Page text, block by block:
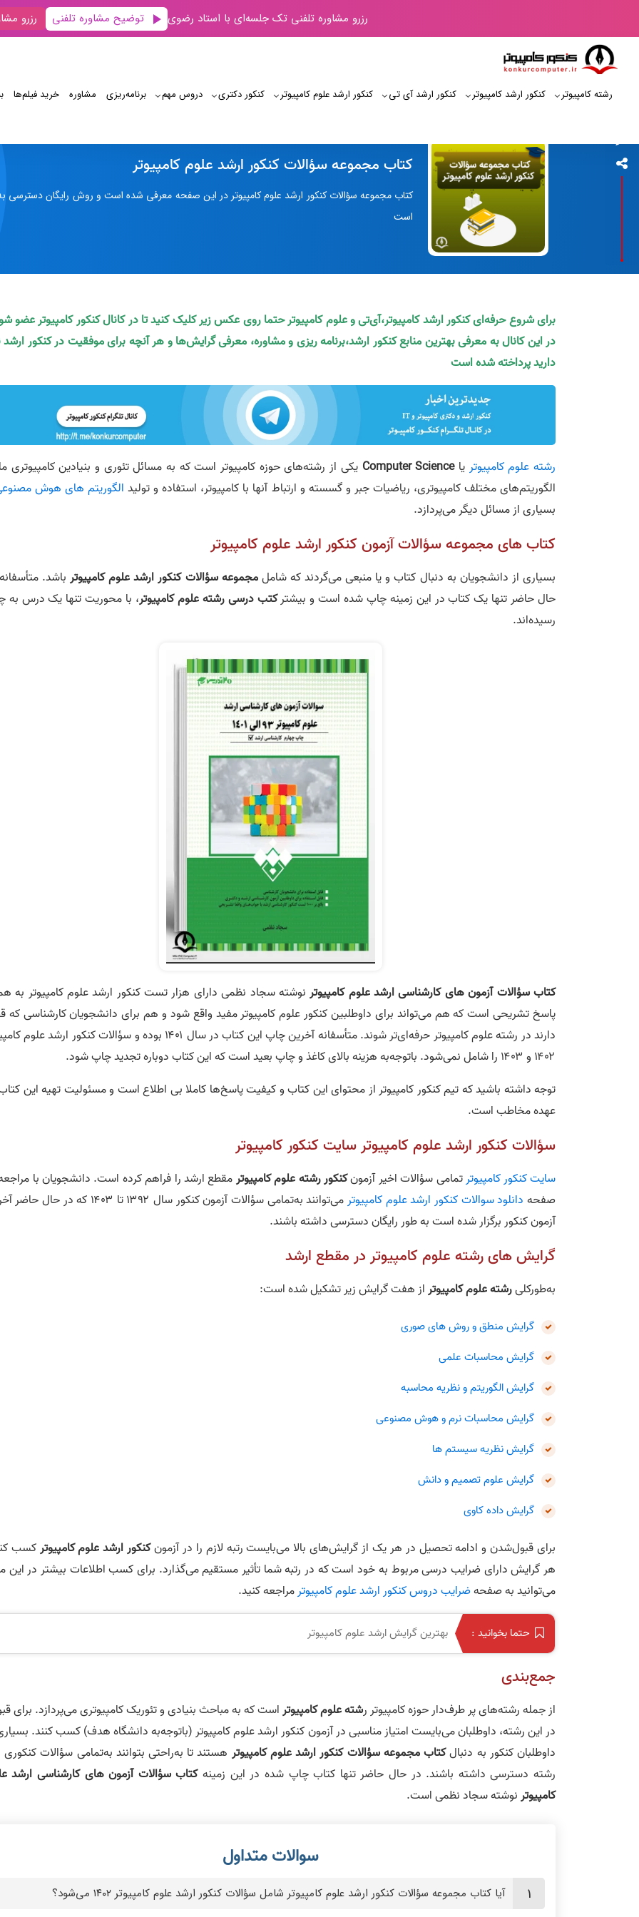
رزرو مشاوره تلفنی تک جلسه‌ای با استاد رضوی توضیح مشاوره تلفنی رزرو
رشته کامپیوتر کنکور ارشد کامپیوتر کنکور ارشد آی‌ تی کنکور ارشد علوم کامپیوتر کنکور دکتری دروس مهم برنامه‌‌ریزی مشاوره خرید فیلم‌ها
کتاب مجموعه سؤالات کنکور ارشد علوم کامپیوتر
کتاب مجموعه سؤالات کنکور ارشد علوم کامپیوتر در این صفحه معرفی شده است و روش رایگان دسترسی به
است
برای شروع حرفه‌ای کنکور ارشد کامپیوتر،آی‌تی و علوم کامپیوتر حتما روی عکس زیر کلیک کنید تا در کانال کنکور کامپیوتر عضو
در این کانال به معرفی بهترین منابع کنکور ارشد،برنامه ریزی و مشاوره، معرفی گرایش‌ها و هر آنچه برای موفقیت در کنکور ارشد
دارید پرداخته شده است
رشته علوم کامپیوتر یاComputer Science یکی از رشته‌های حوزه کامپیوتر است که به مسائل تئوری و بنیادین کامپیوتری
الگوریتم‌های مختلف کامپیوتری، ریاضیات جبر و گسسته و ارتباط آنها با کامپیوتر، استفاده و تولید الگوریتم های هوش
بسیاری از مسائل دیگر می‌پردازد.
کتاب‌ های مجموعه سؤالات آزمون کنکور ارشد علوم کامپیوتر
بسیاری از دانشجویان به دنبال کتاب و یا منبعی می‌گردند که شاملمجموعه سؤالات کنکور ارشد علوم کامپیوترباشد.
حال حاضر تنها یک کتاب در این زمینه چاپ شده است و بیشترکتب درسی رشته علوم کامپیوتر، با محوریت تنها یک درس به
رسیده‌اند.
کتاب سؤالات آزمون‌ های کارشناسی‌ ارشد علوم کامپیوترنوشته سجاد نظمی دارای هزار تست کنکور ارشد علوم کامپیوتر به
پاسخ تشریحی است که هم می‌تواند برای داوطلبین کنکور علوم کامپیوتر مفید واقع شود و هم برای دانشجویان کارشناسی که
دارند در رشته علوم کامپیوتر حرفه‌ای‌تر شوند. متأسفانه آخرین چاپ این کتاب در سال ۱۴۰۱ بوده و سؤالات کنکور ارشد
۱۴۰۲ و ۱۴۰۳ را شامل نمی‌شود. باتوجه‌به هزینه بالای کاغذ و چاپ بعید است که این کتاب دوباره تجدید چاپ شود.
توجه داشته باشید که تیم کنکور کامپیوتر از محتوای این کتاب و کیفیت پاسخ‌ها کاملا بی اطلاع است و مسئولیت تهیه این
عهده مخاطب است.
سؤالات کنکور ارشد علوم کامپیوتر سایت کنکور کامپیوتر
سایت کنکور کامپیوترتمامی سؤالات اخیر آزمونکنکور رشته علوم کامپیوترمقطع ارشد را فراهم کرده است. دانشجویان با
صفحه دانلود سوالات کنکور ارشد علوم کامپیوتر
می‌توانند به‌تمامی سؤالات آزمون کنکور سال ۱۳۹۲ تا ۱۴۰۳ که در
آزمون کنکور برگزار شده است به طور رایگان دسترسی داشته باشند.
گرایش‌ های رشته علوم کامپیوتر در مقطع ارشد
به‌طورکلیرشته علوم کامپیوتراز هفت گرایش زیر تشکیل شده است:
گرایش منطق و روش‌ های صوری
گرایش محاسبات علمی
گرایش الگوریتم و نظریه محاسبه
گرایش محاسبات نرم و هوش مصنوعی
گرایش نظریه سیستم‌ ها
گرایش علوم تصمیم و دانش
گرایش داده‌ کاوی
برای قبول‌شدن و ادامه تحصیل در هر یک از گرایش‌های بالا می‌بایست رتبه لازم را در آزمونکنکور ارشد علوم کامپیوترکسب
هر گرایش دارای ضرایب درسی مربوط به خود است که در رتبه شما تأثیر مستقیم می‌گذارد. برای کسب اطلاعات بیشتر در این
می‌توانید به صفحهضرایب دروس کنکور ارشد علوم کامپیوترمراجعه کنید.
حتما بخوانید : بهترین گرایش ارشد علوم کامپیوتر
جمع‌بندی
از جمله رشته‌های پر طرف‌دار حوزه کامپیوتر رشته علوم کامپیوتراست که به مباحث بنیادی و تئوریک کامپیوتری می‌پردازد. برای
در این رشته، داوطلبان می‌بایست امتیاز مناسبی در آزمون کنکور ارشد علوم کامپیوتر (باتوجه‌به دانشگاه هدف) کسب کنند.
داوطلبان کنکور به دنبالکتاب مجموعه سؤالات کنکور ارشد علوم کامپیوتر هستند تا به‌راحتی بتوانند به‌تمامی سؤالات کنکوری
رشته دسترسی داشته باشند. در حال حاضر تنها کتاب چاپ شده در این زمینهکتاب سؤالات آزمون‌ های کارشناسی‌ ارشد
کامپیوترنوشته سجاد نظمی است.
آیا کتاب مجموعه سؤالات کنکور ارشد علوم کامپیوتر شامل سؤالات کنکور ارشد علوم کامپیوتر ۱۴۰۲ می‌شود؟